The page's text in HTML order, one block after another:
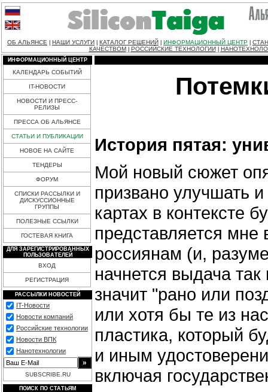
ОБ АЛЬЯНСЕ НАШИ УСЛУГИ КАТАЛОГ РЕШЕНИЙ ИНФОРМАЦИОННЫЙ ЦЕНТР
КАЧЕСТВОМ
РОССИЙСКИЕ ТЕХНОЛОГИИ
ИНФОРМАЦИОННЫЙ ЦЕНТР
КАЛЕНДАРЬ СОБЫТИЙ
IT-НОВОСТИ
НОВОСТИ И ПРЕСС-
РЕЛИЗЫ
ПРЕССА ОБ АЛЬЯНСЕ
СТАТЬИ И ПУБЛИКАЦИИ
НОВОЕ НА САЙТЕ
ТЕНДЕРЫ
ФОРУМ
СПИСКИ РАССЫЛКИ И
ДИСКУССИОННЫЕ
ГРУППЫ
ПОЛЕЗНЫЕ ССЫЛКИ
ГОСТЕВАЯ КНИГА
ДЛЯ ЗАРЕГИСТРИРОВАННЫХ
ПОЛЬЗОВАТЕЛЕЙ
ВХОД
РЕГИСТРАЦИЯ
РАССЫЛКИ НОВОСТЕЙ
IT-Новости
Новости компаний
Российские технологии
Новости ВПК
Нанотехнологии
SUBSCRIBE.RU
ПОИСК ПО СТАТЬЯМ
История пятая:
Мой новый сюжет
призвано улучшать
картах в контексте
представляется
россиянам (и,
начнется выдача
значит "рано или
или хотя бы те из
пластика, который
и иным
включая